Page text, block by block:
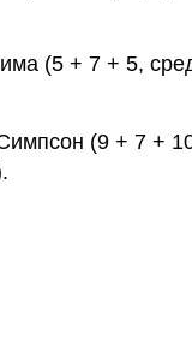
(5 + 7 + 5,
(9 + 7 +